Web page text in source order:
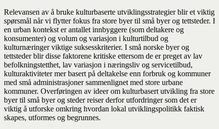
Relevansen av å bruke kulturbaserte utviklingsstrategier blir et viktig
spørsmål når vi flytter fokus fra store byer til små byer og tettsteder. I
en urban kontekst er antallet innbyggere (som deltakere og
konsumenter) og volum og variasjon i kulturtilbud og
kulturnæringer viktige suksesskriterier. I små norske byer og
tettsteder blir disse faktorene kritiske ettersom de er preget av lav
befolkningstetthet, lav variasjon i næringsliv og servicetilbud,
kulturaktiviteter mer basert på deltakelse enn forbruk og kommuner
med små administrasjoner sammenlignet med store urbane
kommuner. Overføringen av ideer om kulturbasert utvikling fra store
byer til små byer og steder reiser derfor utfordringer som det er
viktig å utforske omkring hvordan lokal utviklingspolitikk faktisk
skapes, utformes og begrunnes.